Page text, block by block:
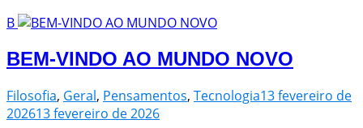
B
BEM-VINDO AO MUNDO NOVO
Filosofia, Geral, Pensamentos, Tecnologia13 fevereiro de
202613 fevereiro de 2026